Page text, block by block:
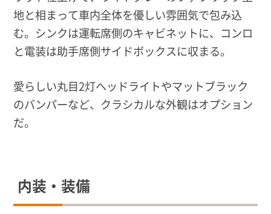
地と相まって車内全体を優しい雰囲気で包み込
む。シンクは運転席側のキャビネットに、コンロ
と電装は助手席側サイドボックスに収まる。
愛らしい丸目2灯ヘッドライトやマットブラック
のバンパーなど、クラシカルな外観はオプション
だ。
内装・装備